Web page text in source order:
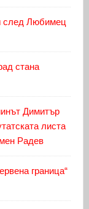
след Любимец
стана
Димитър
листа
Радев
граница“